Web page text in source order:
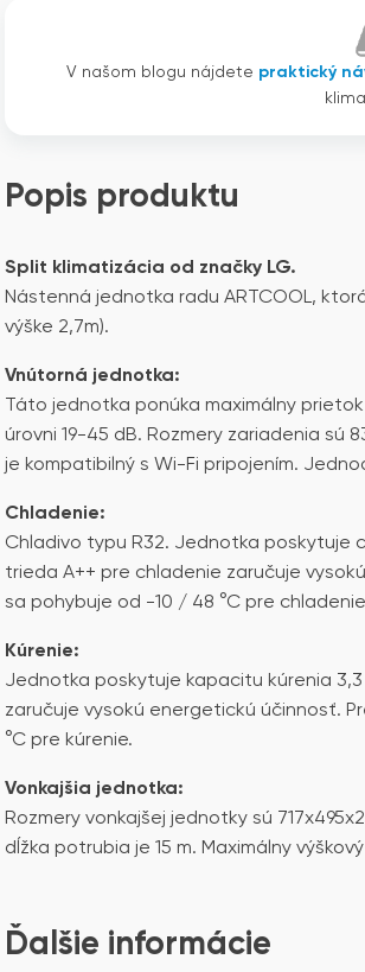
V našom blogu nájdete praktický
Popis produktu
Split klimatizácia od značky LG.
Nástenná jednotka radu ARTCOOL,
výške 2,7m).
Vnútorná jednotka:
Táto jednotka ponúka maximálny
úrovni 19-45 dB. Rozmery zariadenia sú
je kompatibilný s Wi-Fi pripojením.
Chladenie:
Chladivo typu R32. Jednotka poskytuje
trieda A++ pre chladenie zaručuje
sa pohybuje od -10 / 48 °C pre
Kúrenie:
Jednotka poskytuje kapacitu kúrenia
zaručuje vysokú energetickú účinnosť.
°C pre kúrenie.
Vonkajšia jednotka:
Rozmery vonkajšej jednotky sú
dĺžka potrubia je 15 m. Maximálny
Ďalšie informácie